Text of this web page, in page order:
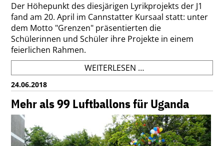
Der Höhepunkt des diesjärigen Lyrikprojekts der J1
fand am 20. April im Cannstatter Kursaal statt: unter
dem Motto "Grenzen" präsentierten die
Schülerinnen und Schüler ihre Projekte in einem
feierlichen Rahmen.
WEITERLESEN …LYRIKABEND
DER
J1
IM
KURSAAL
24.06.2018
Mehr als 99 Luftballons für Uganda